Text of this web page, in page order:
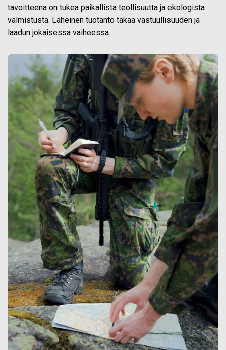
tavoitteena on tukea paikallista teollisuutta ja ekologista
valmistusta. Läheinen tuotanto takaa vastuullisuuden ja
laadun jokaisessa vaiheessa.